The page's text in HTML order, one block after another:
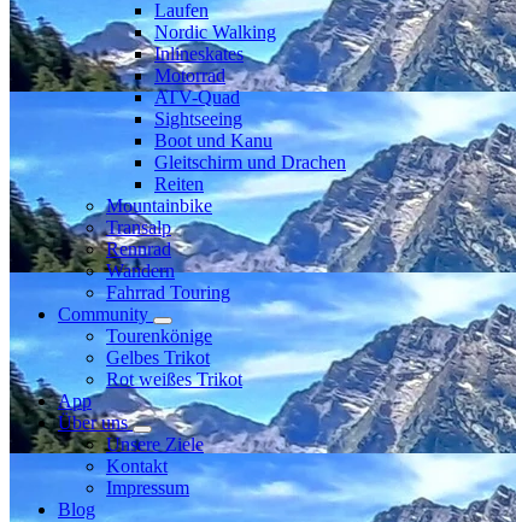
Laufen
Nordic Walking
Inlineskates
Motorrad
ATV-Quad
Sightseeing
Boot und Kanu
Gleitschirm und Drachen
Reiten
Mountainbike
Transalp
Rennrad
Wandern
Fahrrad Touring
Community
Tourenkönige
Gelbes Trikot
Rot weißes Trikot
App
Über uns
Unsere Ziele
Kontakt
Impressum
Blog